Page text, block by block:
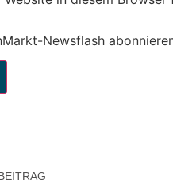
Newsflash